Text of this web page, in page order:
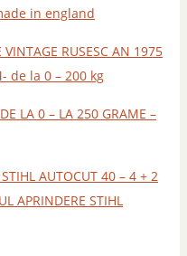
in england
VINTAGE RUSESC AN 1975
de la 0 – 200 kg
LA 0 – LA 250 GRAME –
AUTOCUT 40 – 4 + 2
APRINDERE STIHL